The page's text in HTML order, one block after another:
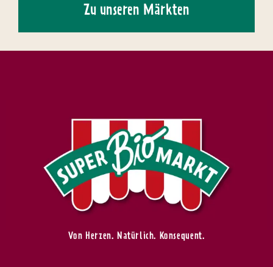
Zu unseren Märkten
Von Herzen. Natürlich. Konsequent.